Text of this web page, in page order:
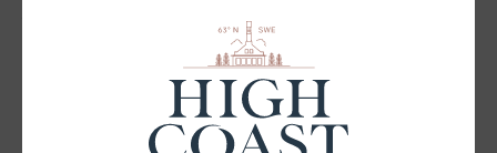
För ytterligare information:
Tel: +46 (0)70-284 71 54
linus.hakansson@highcoastwhisky.se